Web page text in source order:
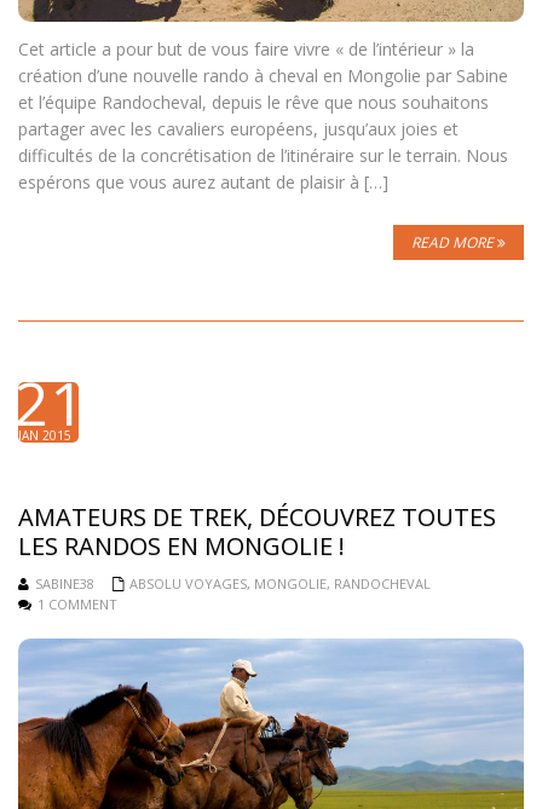
Cet article a pour but de vous faire vivre « de l’intérieur » la
création d’une nouvelle rando à cheval en Mongolie par Sabine
et l’équipe Randocheval, depuis le rêve que nous souhaitons
partager avec les cavaliers européens, jusqu’aux joies et
difficultés de la concrétisation de l’itinéraire sur le terrain. Nous
espérons que vous aurez autant de plaisir à […]
READ MORE
21
JAN 2015
AMATEURS DE TREK, DÉCOUVREZ TOUTES
LES RANDOS EN MONGOLIE !
SABINE38 ABSOLU VOYAGES, MONGOLIE, RANDOCHEVAL
1 COMMENT